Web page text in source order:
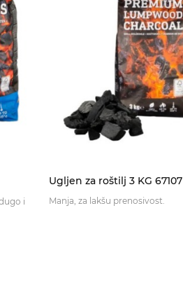
i
Ugljen za roštilj 3 KG 67107
Manja, za lakšu prenosivost.